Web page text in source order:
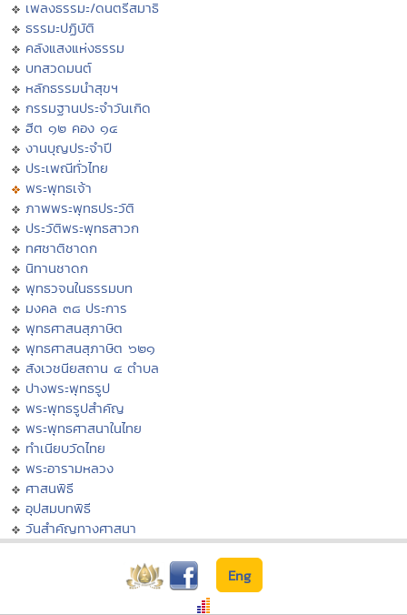
เพลงธรรมะ/ดนตรีสมาธิ
ธรรมะปฏิบัติ
คลังแสงแห่งธรรม
บทสวดมนต์
หลักธรรมนำสุขฯ
กรรมฐานประจำวันเกิด
ฮีต ๑๒ คอง ๑๔
งานบุญประจำปี
ประเพณีทั่วไทย
พระพุทธเจ้า
ภาพพระพุทธประวัติ
ประวัติพระพุทธสาวก
ทศชาติชาดก
นิทานชาดก
พุทธวจนในธรรมบท
มงคล ๓๘ ประการ
พุทธศาสนสุภาษิต
พุทธศาสนสุภาษิต ๖๒๑
สังเวชนียสถาน ๔ ตำบล
ปางพระพุทธรูป
พระพุทธรูปสำคัญ
พระพุทธศาสนาในไทย
ทำเนียบวัดไทย
พระอารามหลวง
ศาสนพิธี
อุปสมบทพิธี
วันสำคัญทางศาสนา
Eng